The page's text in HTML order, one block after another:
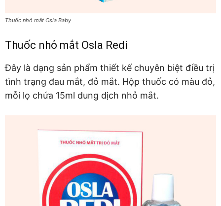
Thuốc nhỏ mắt Osla Baby
Thuốc nhỏ mắt Osla Redi
Đây là dạng sản phẩm thiết kế chuyên biệt điều trị
tình trạng đau mắt, đỏ mắt. Hộp thuốc có màu đỏ,
mỗi lọ chứa 15ml dung dịch nhỏ mắt.